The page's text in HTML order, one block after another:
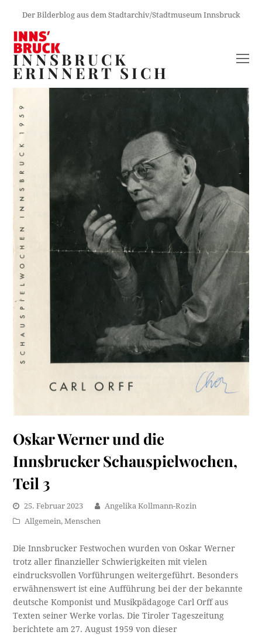
Der Bilderblog aus dem Stadtarchiv/Stadtmuseum Innsbruck
INNSBRUCK
ERINNERT SICH
Oskar Werner und die
Innsbrucker Schauspielwochen,
Teil 3
25. Februar 2023
Angelika Kollmann-Rozin
Allgemein,Menschen
Die Innsbrucker Festwochen wurden von Oskar Werner
trotz aller finanzieller Schwierigkeiten mit vielen
eindrucksvollen Vorführungen weitergeführt. Besonders
erwähnenswert ist eine Aufführung bei der der bekannte
deutsche Komponist und Musikpädagoge Carl Orff aus
Texten seiner Werke vorlas. Die Tiroler Tageszeitung
berichtete am 27. August 1959 von dieser